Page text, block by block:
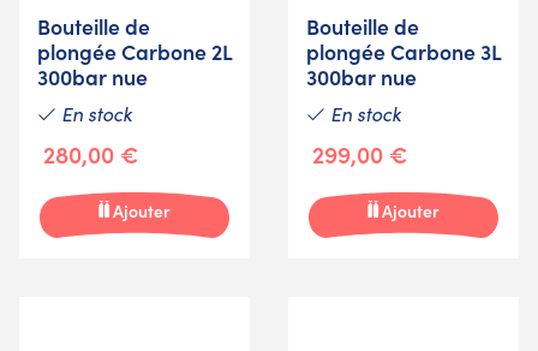
Bouteille de
plongée Carbone 2L
300bar nue
En stock
280,00 €
Ajouter
Bouteille de
plongée Carbone 3L
300bar nue
En stock
299,00 €
Ajouter